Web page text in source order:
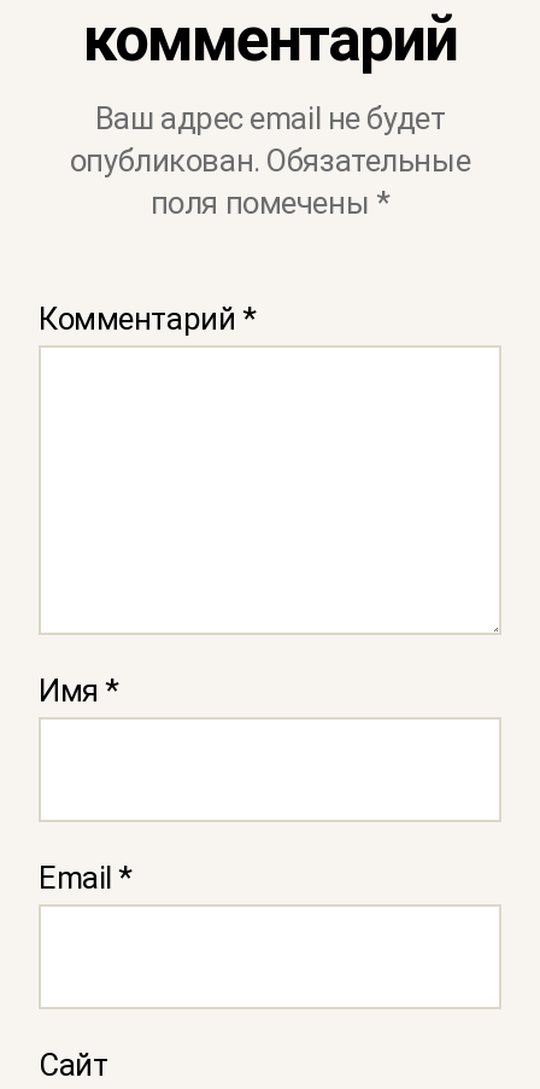
комментарий
Ваш адрес email не будет
опубликован. Обязательные
поля помечены *
Комментарий *
Имя*
Email*
Сайт